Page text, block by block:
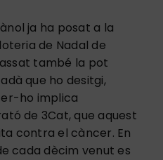
ja ha posat a la
de Nadal de
també la pot
que ho desitgi,
ho implica
de 3Cat, que aquest
contra el càncer. En
cada dècim venut es